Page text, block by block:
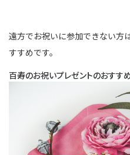
遠方でお祝いに参加できない方
すすめです。
百寿のお祝いプレゼントのおすす